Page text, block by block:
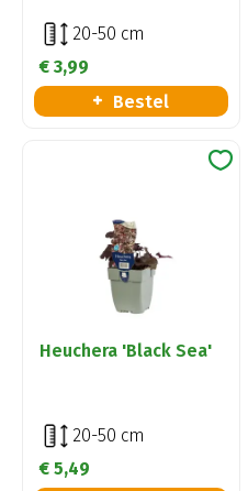
20-50 cm
€ 3,99
Bestel
Heuchera 'Black Sea'
20-50 cm
€ 5,49